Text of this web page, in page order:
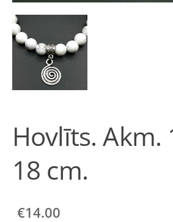
Hovlīts. Akm.
18 cm.
€14.00